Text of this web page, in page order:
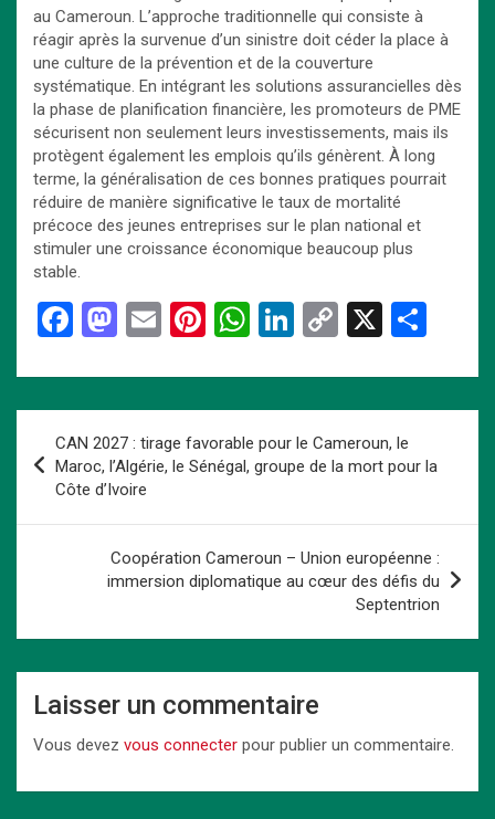
au Cameroun. L’approche traditionnelle qui consiste à
réagir après la survenue d’un sinistre doit céder la place à
une culture de la prévention et de la couverture
systématique. En intégrant les solutions assurancielles dès
la phase de planification financière, les promoteurs de PME
sécurisent non seulement leurs investissements, mais ils
protègent également les emplois qu’ils génèrent. À long
terme, la généralisation de ces bonnes pratiques pourrait
réduire de manière significative le taux de mortalité
précoce des jeunes entreprises sur le plan national et
stimuler une croissance économique beaucoup plus
stable.
F
ce
b
o
o
k
M
st
o
d
o
n
E
ail
Pi
er
es
t
W
at
A
p
Li
ke
dI
n
C
py
n
X
ta
er
de
l’article
CAN 2027 : tirage favorable pour le Cameroun, le
Maroc, l’Algérie, le Sénégal, groupe de la mort pour la
Côte d’Ivoire
Coopération Cameroun – Union européenne :
immersion diplomatique au cœur des défis du
Septentrion
Laisser un commentaire
Vous devez vous connecter pour publier un commentaire.